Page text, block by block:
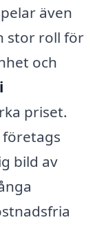
även
stor roll för
och
priset.
bild av